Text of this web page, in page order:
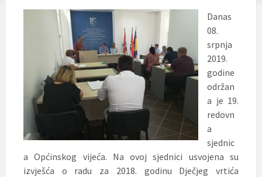
Danas
08.
srpnja
2019.
godine
održan
a je 19.
redovn
a
sjednic
a Općinskog vijeća. Na ovoj sjednici usvojena su
izvješća o radu za 2018. godinu Dječjeg vrtića